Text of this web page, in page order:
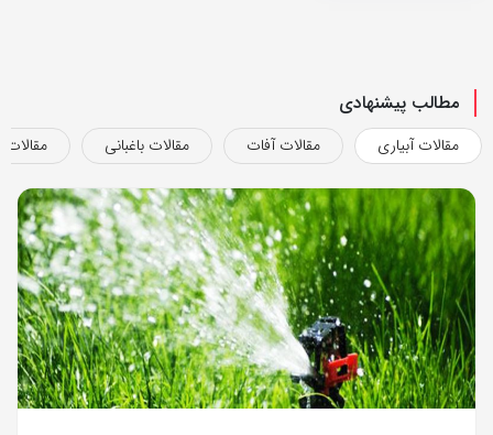
مطالب پیشنهادی
مقالات آبیاری مقالات آفات مقالات باغبانی مقالات